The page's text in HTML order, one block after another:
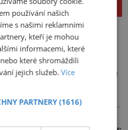
Robespierra: Zuřivého
nikdo nelitoval?
letní noci trpí Robespierre
bolestmi. Zmítá se na lůžku a
mu víří kolotoč myšlenek. Když
z mdlob, vzpomene si na
navštívil. Prorokovala mu
osud. Tehdy se jí vysmál.
o něm jiný významný
prvorepubliková hospodyně podle
vařit. Pracuje v rodině pana rady
v jedné ze „sandtnerek“.
používání našich
s našimi reklamními
kteří je mohou
informacemi, které
které shromáždili
jejich služeb.Více
PARTNERY(1616)